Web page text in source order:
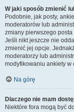
W jaki sposób zmienić
Podobnie, jak posty,
moderatorów lub
zmiany pierwszego
Jeśli nikt jeszcze nie
zmienić jej opcje.
moderatorzy lub
modyfikowaniu ankiety w
Na górę
Dlaczego nie mam
Niektóre fora mogą być